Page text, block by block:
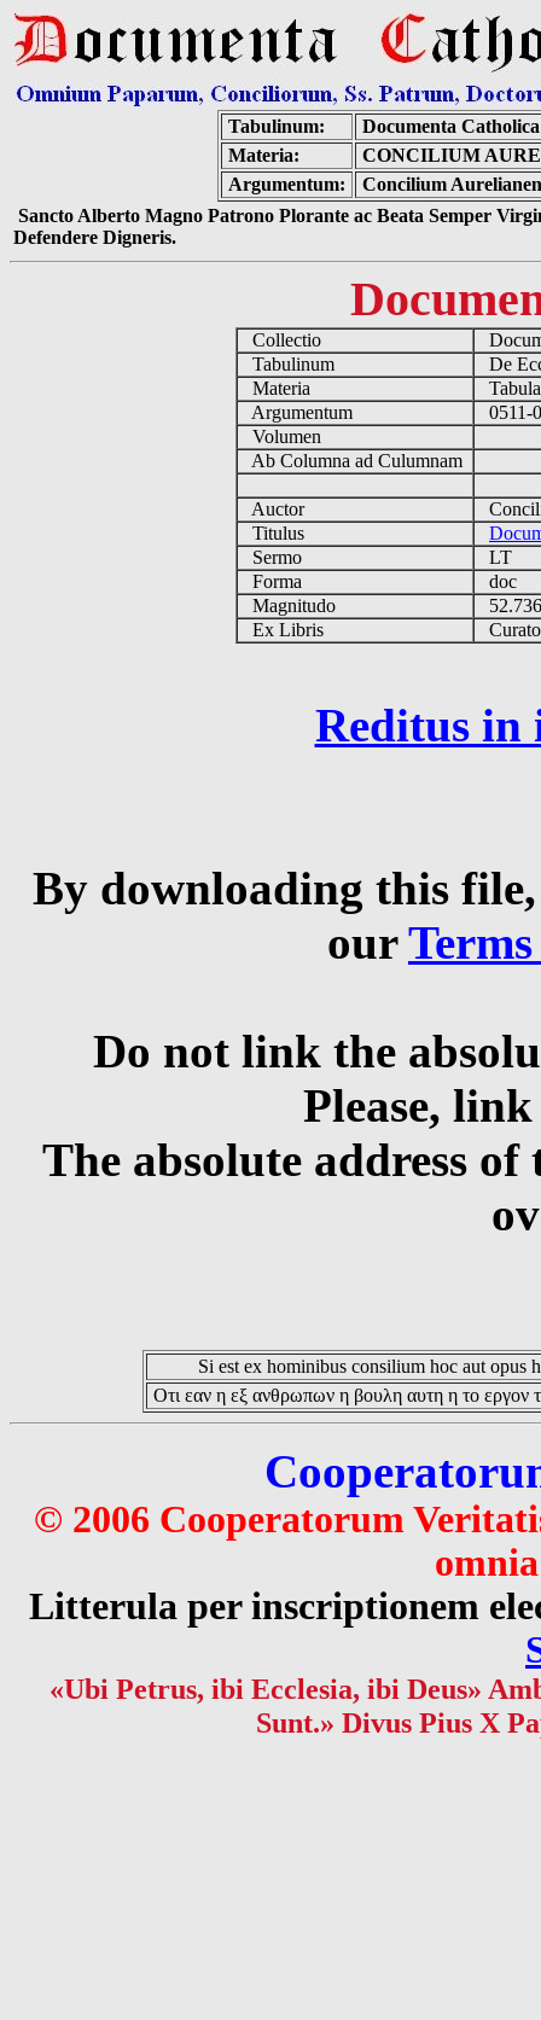
Tabulinum:
Documenta
Materia:
CONCILIUM
Argumentum:
Concilium
Sancto Alberto Magno Patrono Plorante ac Beata Semper
Defendere Digneris.
Collectio
Tabulinum
De
Materia
Argumentum
0511-
Volumen
Ab Columna ad Culumnam
Auctor
Titulus
Sermo
LT
Forma
doc
Magnitudo
Ex Libris
Reditus in
By downloading this
our
Do not link the
Please,
The absolute address
Si est ex hominibus consilium hoc aut opus
Οτι εαν η εξ ανθρωπων η βουλη αυτη η το εργον
© 2006 Cooperatorum
Litterula per inscriptionem
«Ubi Petrus, ibi Ecclesia, ibi Deus»
Sunt.» Divus Pius X